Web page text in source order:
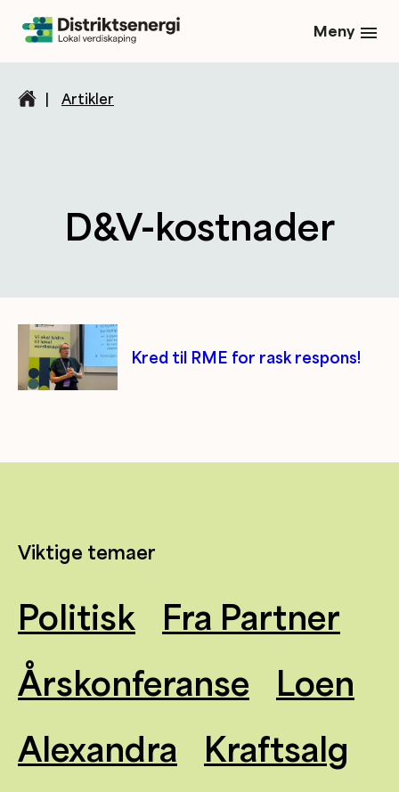
Meny
Artikler
D&V-kostnader
Kategori/tag artikler
Kred til RME for rask respons!
Viktige temaer
Politisk
Fra Partner
Årskonferanse
Loen
Alexandra
Kraftsalg